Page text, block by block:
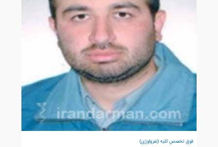
فوق تخصص کلیه (نفرولوژی)